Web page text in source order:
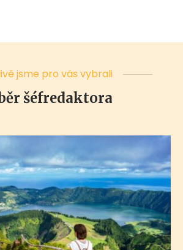
jsme pro vás vybrali
šéfredaktora